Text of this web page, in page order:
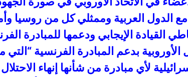
الدول العربية وممثلي كل من روسيا
الإيجابي ودعمها للمبادرة
بدعم المبادرة الفرنسية
لأي مبادرة من شأنها إنهاء